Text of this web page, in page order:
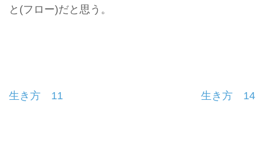
と(フロー)だと思う。
投
生き方 11 生き方 14